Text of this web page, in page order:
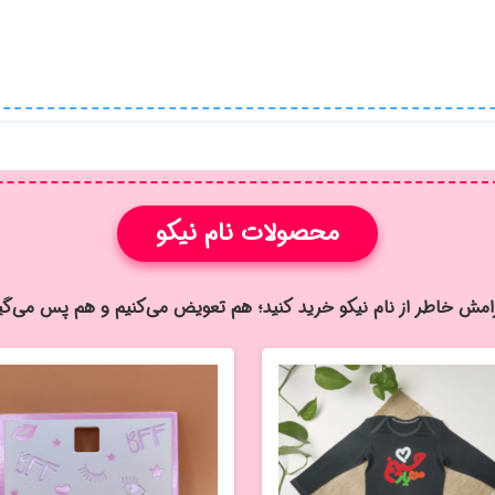
محصولات نام نیکو
خاطر از نام نيكو خريد كنيد؛ هم تعویض می‌کنیم و هم پس